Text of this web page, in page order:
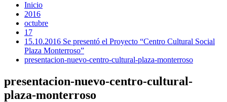
Inicio
2016
octubre
17
15.10.2016 Se presentó el Proyecto “Centro Cultural Social
Plaza Monterroso”
presentacion-nuevo-centro-cultural-plaza-monterroso
presentacion-nuevo-centro-cultural-
plaza-monterroso